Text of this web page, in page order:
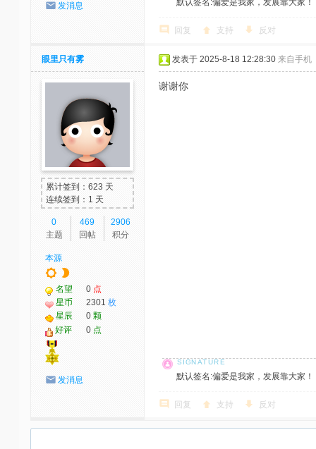
发消息 默认签名:偏爱是我家，发展靠大家
回复 支持 反对
眼里只有雾
累计签到：623 天
连续签到：1 天
0
主题
469
回帖
2906
积分
本源
名望 0 点
星币
2301 枚
星辰
0 颗
好评
0 点
发消息
发表于 2025-8-18 12:28:30 来自手机
谢谢你
默认签名:偏爱是我家，发展靠大家
回复 支持 反对